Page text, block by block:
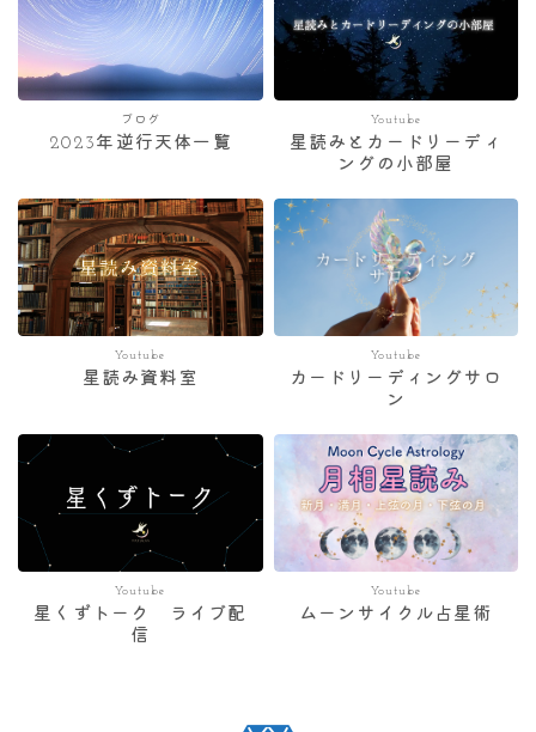
ブログ
2023年逆行天体一覧
Youtube
星読みとカードリーディ
ングの小部屋
Youtube
星読み資料室
Youtube
カードリーディングサロ
ン
Youtube
星くずトーク ライブ配
信
Youtube
ムーンサイクル占星術